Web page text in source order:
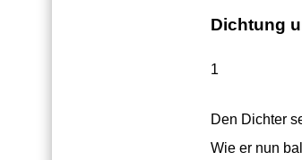
Dichtung
1
Den Dichter
Wie er nun